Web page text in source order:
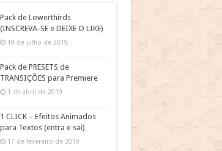
Pack de Lowerthirds
(INSCREVA-SE e DEIXE O LIKE)
19 de julho de 2019
Pack de PRESETS de
TRANSIÇÕES para Premiere
1 de abril de 2019
1 CLICK – Efeitos Animados
para Textos (entra e sai)
17 de fevereiro de 2019